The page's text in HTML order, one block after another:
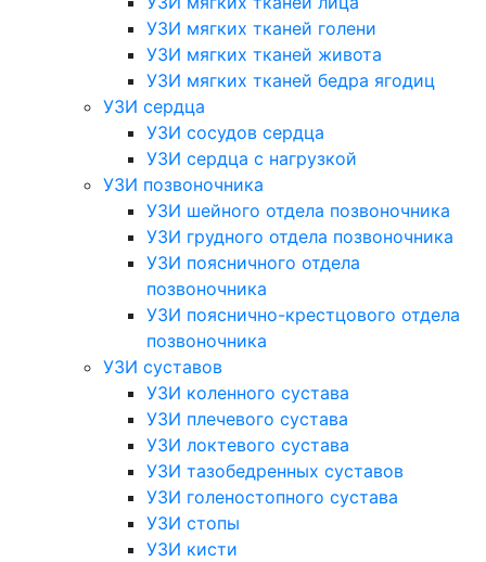
УЗИ мягких тканей голени
УЗИ мягких тканей живота
УЗИ мягких тканей бедра ягодиц
УЗИ сердца
УЗИ сосудов сердца
УЗИ сердца с нагрузкой
УЗИ позвоночника
УЗИ шейного отдела позвоночника
УЗИ грудного отдела позвоночника
УЗИ поясничного отдела
позвоночника
УЗИ пояснично-крестцового отдела
позвоночника
УЗИ суставов
УЗИ коленного сустава
УЗИ плечевого сустава
УЗИ локтевого сустава
УЗИ тазобедренных суставов
УЗИ голеностопного сустава
УЗИ стопы
УЗИ кисти